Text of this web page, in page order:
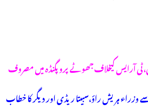
ٹی آرایس کیخلاف جھوٹے پروپگنڈہ میں مصروف
ہریش راؤ،سبیتا ریڈی اور دیگر کا خطاب